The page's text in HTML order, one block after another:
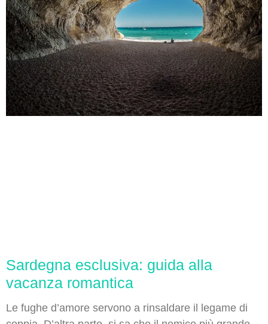
Sardegna esclusiva: guida alla
vacanza romantica
Le fughe d’amore servono a rinsaldare il legame di